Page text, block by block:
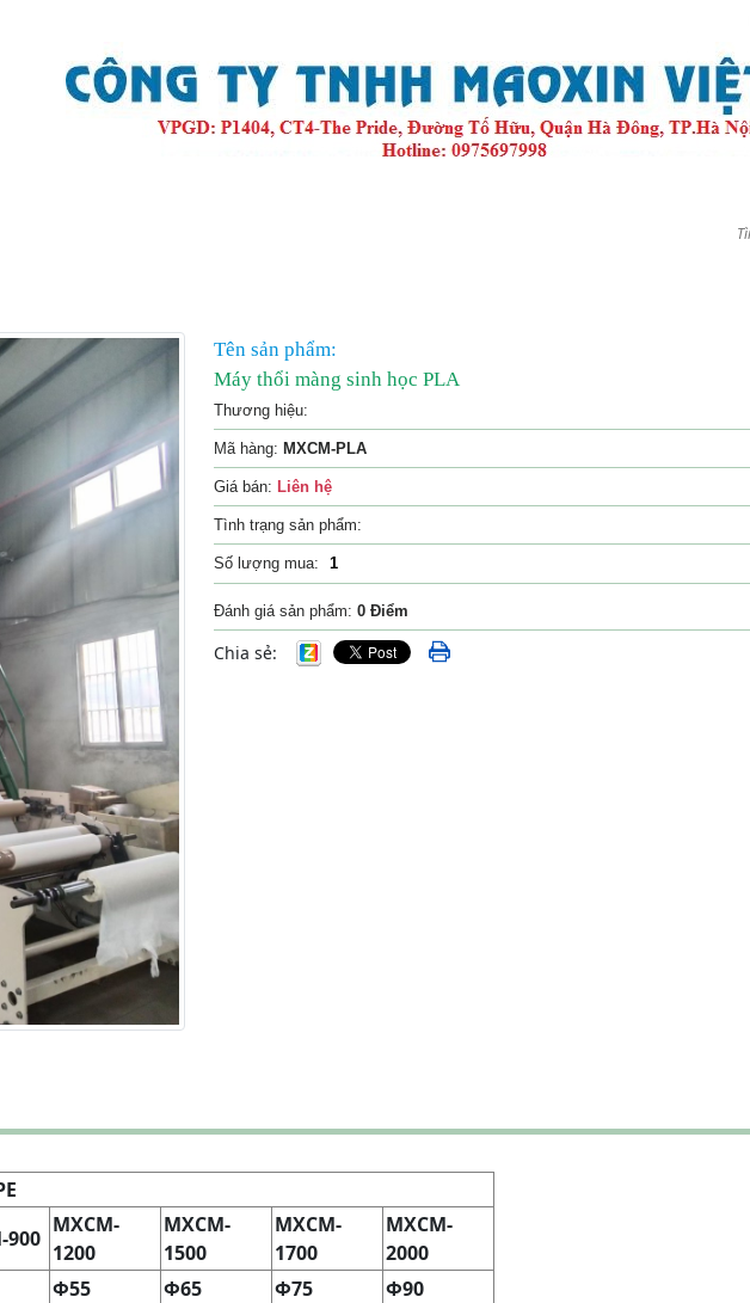
Tên sản phẩm:
Máy thổi màng sinh học PLA
Thương hiệu:
Mã hàng: MXCM-PLA
Giá bán: Liên hệ
Tình trạng sản phẩm:
Số lượng mua:
Đánh giá sản phẩm: 0 Điểm
Chia sẻ:
900
MXCM-
1200
MXCM-
1500
MXCM-
1700
MXCM-
2000
Φ55 Φ65 Φ75
Φ90